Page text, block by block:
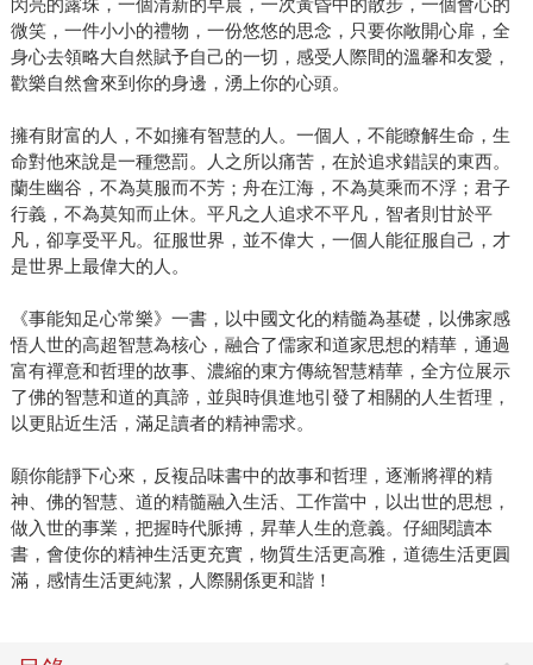
閃亮的露珠，一個清新的早晨，一次黃昏中的散步，一個會心的
微笑，一件小小的禮物，一份悠悠的思念，只要你敞開心扉，全
身心去領略大自然賦予自己的一切，感受人際間的溫馨和友愛，
歡樂自然會來到你的身邊，湧上你的心頭。
擁有財富的人，不如擁有智慧的人。一個人，不能瞭解生命，生
命對他來說是一種懲罰。人之所以痛苦，在於追求錯誤的東西。
蘭生幽谷，不為莫服而不芳；舟在江海，不為莫乘而不浮；君子
行義，不為莫知而止休。平凡之人追求不平凡，智者則甘於平
凡，卻享受平凡。征服世界，並不偉大，一個人能征服自己，才
是世界上最偉大的人。
《事能知足心常樂》一書，以中國文化的精髓為基礎，以佛家感
悟人世的高超智慧為核心，融合了儒家和道家思想的精華，通過
富有禪意和哲理的故事、濃縮的東方傳統智慧精華，全方位展示
了佛的智慧和道的真諦，並與時俱進地引發了相關的人生哲理，
以更貼近生活，滿足讀者的精神需求。
願你能靜下心來，反複品味書中的故事和哲理，逐漸將禪的精
神、佛的智慧、道的精髓融入生活、工作當中，以出世的思想，
做入世的事業，把握時代脈搏，昇華人生的意義。仔細閱讀本
書，會使你的精神生活更充實，物質生活更高雅，道德生活更圓
滿，感情生活更純潔，人際關係更和諧！